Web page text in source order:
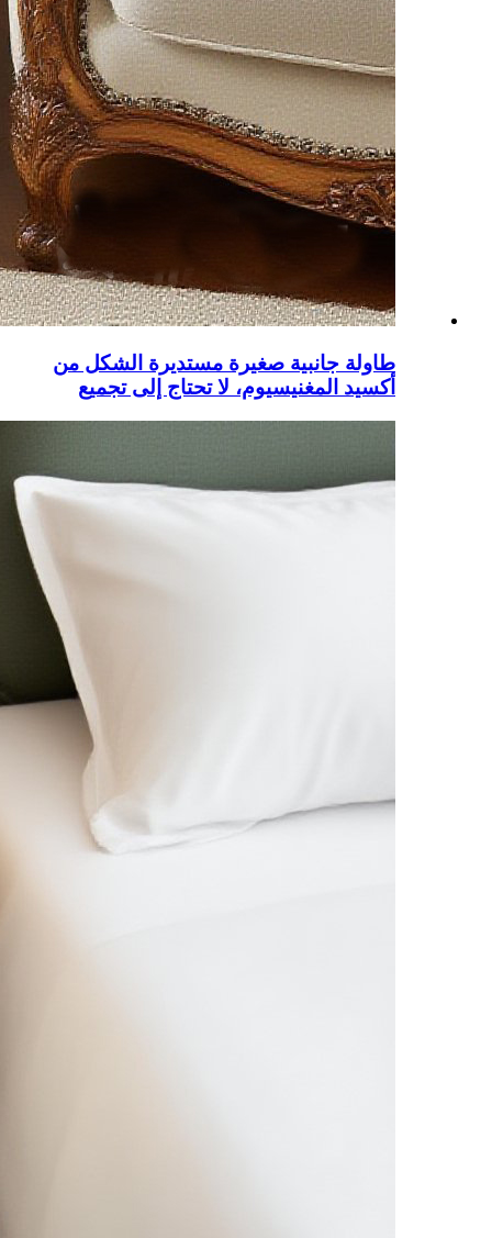
طاولة جانبية صغيرة مستديرة الشكل من
أكسيد المغنيسيوم، لا تحتاج إلى تجميع